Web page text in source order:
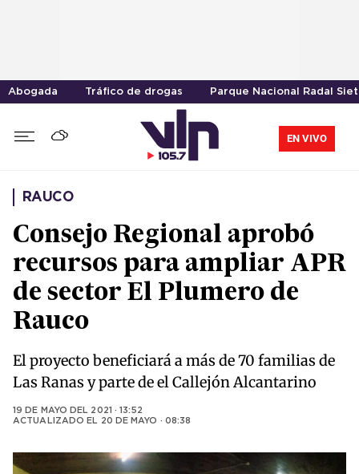
Abogada Tráfico de drogas Parque Nacional Radal
EN VIVO
RAUCO
Consejo Regional aprobó
recursos para ampliar APR
de sector El Plumero de
Rauco
El proyecto beneficiará a más de 70 familias de
Las Ranas y parte de el Callejón Alcantarino
19 DE MAYO DEL 2021 · 13:52
ACTUALIZADO EL 20 DE MAYO · 08:38